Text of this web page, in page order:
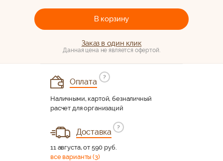
В корзину
Заказ в один клик
Данная цена не является офертой.
Оплата
?
Наличными, картой, безналичный
расчет для организаций
Доставка
?
11 августа, от 590 руб.
все варианты (3)